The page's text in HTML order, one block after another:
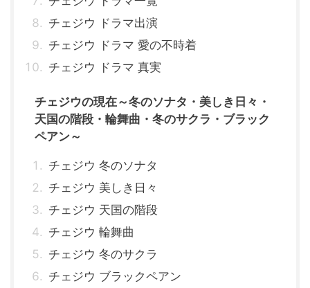
チェジウ ドラマ出演
チェジウ ドラマ 愛の不時着
チェジウ ドラマ 真実
チェジウの現在～冬のソナタ・美しき日々・
天国の階段・輪舞曲・冬のサクラ・ブラック
ペアン～
チェジウ 冬のソナタ
チェジウ 美しき日々
チェジウ 天国の階段
チェジウ 輪舞曲
チェジウ 冬のサクラ
チェジウ ブラックペアン